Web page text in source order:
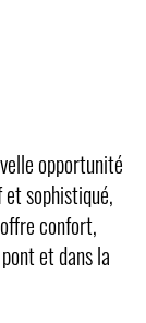
opportunité
sophistiqué,
confort,
et dans la